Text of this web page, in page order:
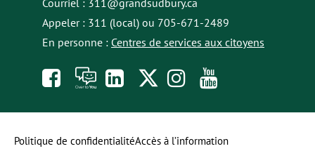
Appeler : 311 (local) ou 705-671-2489
En personne : Centres de services aux citoyens
Like
us
on
À
toi
la
opens
in
a
Follow
us
on
Follow
us
on
to
our
Politique de confidentialitéAccès à l’information